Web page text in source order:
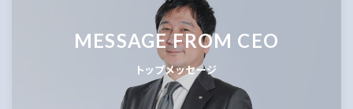
MESSAGE FROM CEO
トップメッセージ